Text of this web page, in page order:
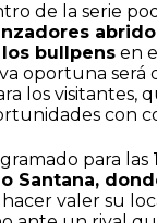
de la serie
bullpens en
oportuna
los visitantes,
con
para las
Santana,
valer su